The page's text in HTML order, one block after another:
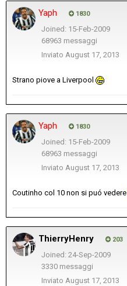
Yaph 1830
Joined: 15-Feb-2009
68963 messaggi
Inviato August 17, 2013
Strano piove a Liverpool
Yaph 1830
Joined: 15-Feb-2009
68963 messaggi
Inviato August 17, 2013
Coutinho col 10 non si puó vedere
ThierryHenry 203
Joined: 24-Sep-2009
3330 messaggi
Inviato August 17, 2013